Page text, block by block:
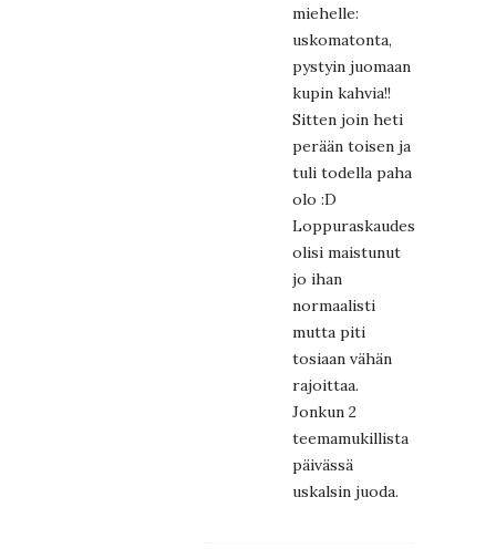
miehelle:
uskomatonta,
pystyin juomaan
kupin kahvia!!
Sitten join heti
perään toisen ja
tuli todella paha
olo :D
Loppuraskaudesta
olisi maistunut
jo ihan
normaalisti
mutta piti
tosiaan vähän
rajoittaa.
Jonkun 2
teemamukillista
päivässä
uskalsin juoda.